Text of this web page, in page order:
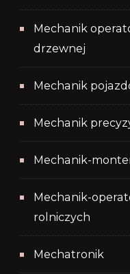
Mechanik
drzewnej
Mechanik
Mechanik
Mechanik-
Mechanik-
rolniczych
Mechatronik